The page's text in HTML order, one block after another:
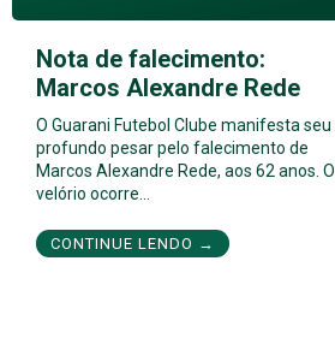
Nota de falecimento:
Marcos Alexandre Rede
O Guarani Futebol Clube manifesta seu
profundo pesar pelo falecimento de
Marcos Alexandre Rede, aos 62 anos. O
velório ocorre…
CONTINUE LENDO →